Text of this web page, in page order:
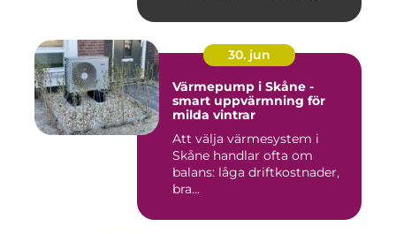
30. jun
Värmepump i Skåne -
smart uppvärmning för
milda vintrar
Att välja värmesystem i
Skåne handlar ofta om
balans: låga driftkostnader,
bra...